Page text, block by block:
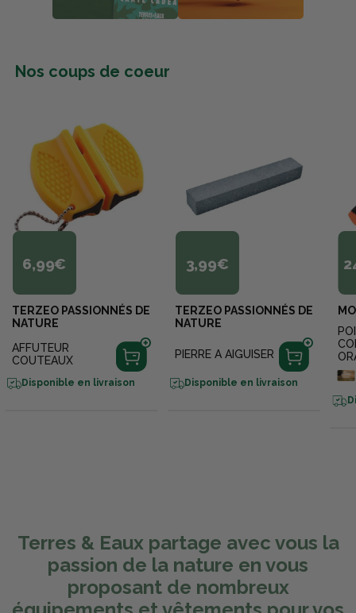
Nos coups de coeur
6,99€
TERZEO PASSIONNÉS DE
NATURE
AFFUTEUR
COUTEAUX
Disponible en livraison
3,99€
TERZEO PASSIONNÉS DE
NATURE
PIERRE A AIGUISER
Disponible en livraison
Terres & Eaux partage avec vous la
passion de la nature en vous
proposant de nombreux